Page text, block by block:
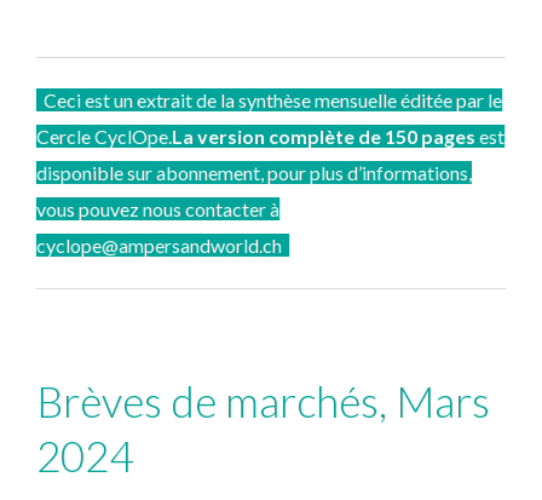
Ceci est un extrait de la synthèse mensuelle éditée par le
Cercle CyclOpe.La version complète de 150 pages est
disponible sur abonnement, pour plus d’informations,
vous pouvez nous contacter à
cyclope@ampersandworld.ch
Brèves de marchés, Mars
2024